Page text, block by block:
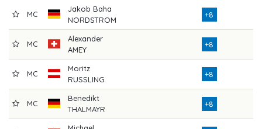
MC
Jakob Baha
NORDSTROM
+8
MC
Alexander
AMEY
+8
MC
Moritz
RUSSLING
+8
MC
Benedikt
THALMAYR
+8